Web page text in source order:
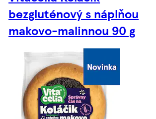
bezgluténový s náplňou
makovo-malinnou 90 g